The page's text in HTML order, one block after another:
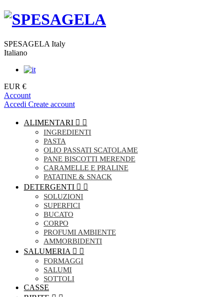
SPESAGELA Italy
Italiano
EUR €
Account
Accedi Create account
ALIMENTARI  
INGREDIENTI
PASTA
OLIO PASSATI SCATOLAME
PANE BISCOTTI MERENDE
CARAMELLE E PRALINE
PATATINE & SNACK
DETERGENTI  
SOLUZIONI
SUPERFICI
BUCATO
CORPO
PROFUMI AMBIENTE
AMMORBIDENTI
SALUMERIA  
FORMAGGI
SALUMI
SOTTOLI
CASSE